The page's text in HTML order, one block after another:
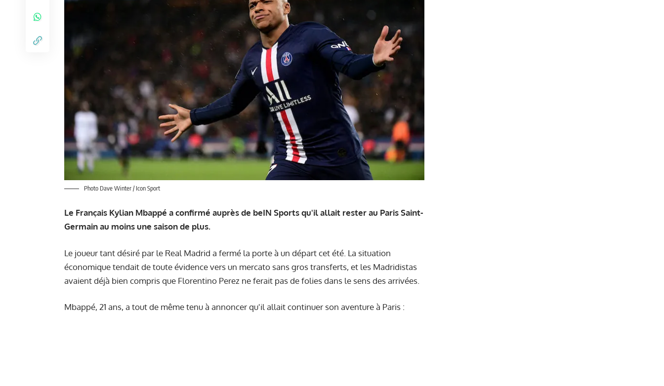
Photo Dave Winter / Icon Sport
Le Français Kylian Mbappé a confirmé auprès de beIN Sports qu'il allait rester au Paris Saint-
Germain au moins une saison de plus.
Le joueur tant désiré par le Real Madrid a fermé la porte à un départ cet été. La situation
économique tendait de toute évidence vers un mercato sans gros transferts, et les Madridistas
avaient déjà bien compris que Florentino Perez ne ferait pas de folies dans le sens des arrivées.
Mbappé, 21 ans, a tout de même tenu à annoncer qu'il allait continuer son aventure à Paris :